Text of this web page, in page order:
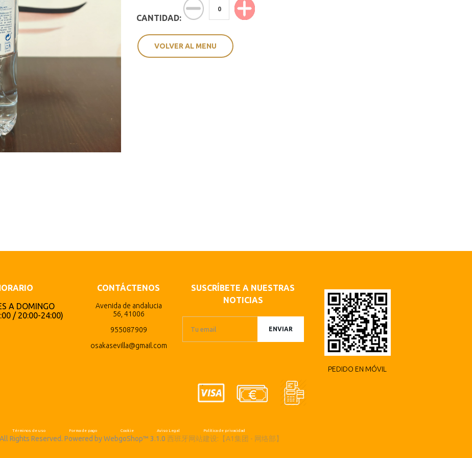
CANTIDAD:
VOLVER AL MENU
A DOMINGO
/ 20:00-24:00)
CONTÁCTENOS
Avenida de andalucia
56, 41006
955087909
osakasevilla@gmail.com
SUSCRÍBETE A NUESTRAS
NOTICIAS
ENVIAR
PEDIDO EN MÓVIL
Términos de uso Forma de pago Cookie Aviso Legal Política de privacidad
Rights Reserved. Powered by WebgoShop™ 3.1.0 西班牙网站建设:【A1集团 - 网络部】